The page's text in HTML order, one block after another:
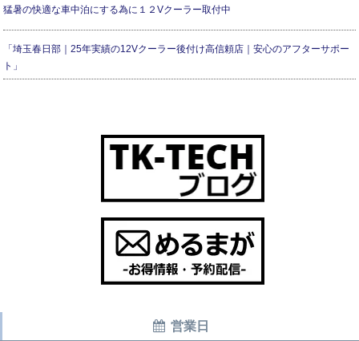
猛暑の快適な車中泊にする為に１２Vクーラー取付中
「埼玉春日部｜25年実績の12Vクーラー後付け高信頼店｜安心のアフターサポー
ト」
営業日